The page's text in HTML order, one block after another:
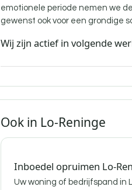
emotionele periode nemen we
gewenst ook voor een grondige
Wij zijn actief in volgende
Ook in Lo-Reninge
Inboedel opruimen Lo-
Uw woning of bedrijfspand in